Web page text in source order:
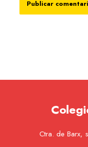
Ctra. de Barx,